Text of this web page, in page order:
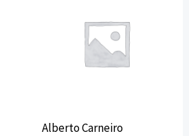
Alberto Carneiro
era:
15,75 €.
é:
14,18 €.